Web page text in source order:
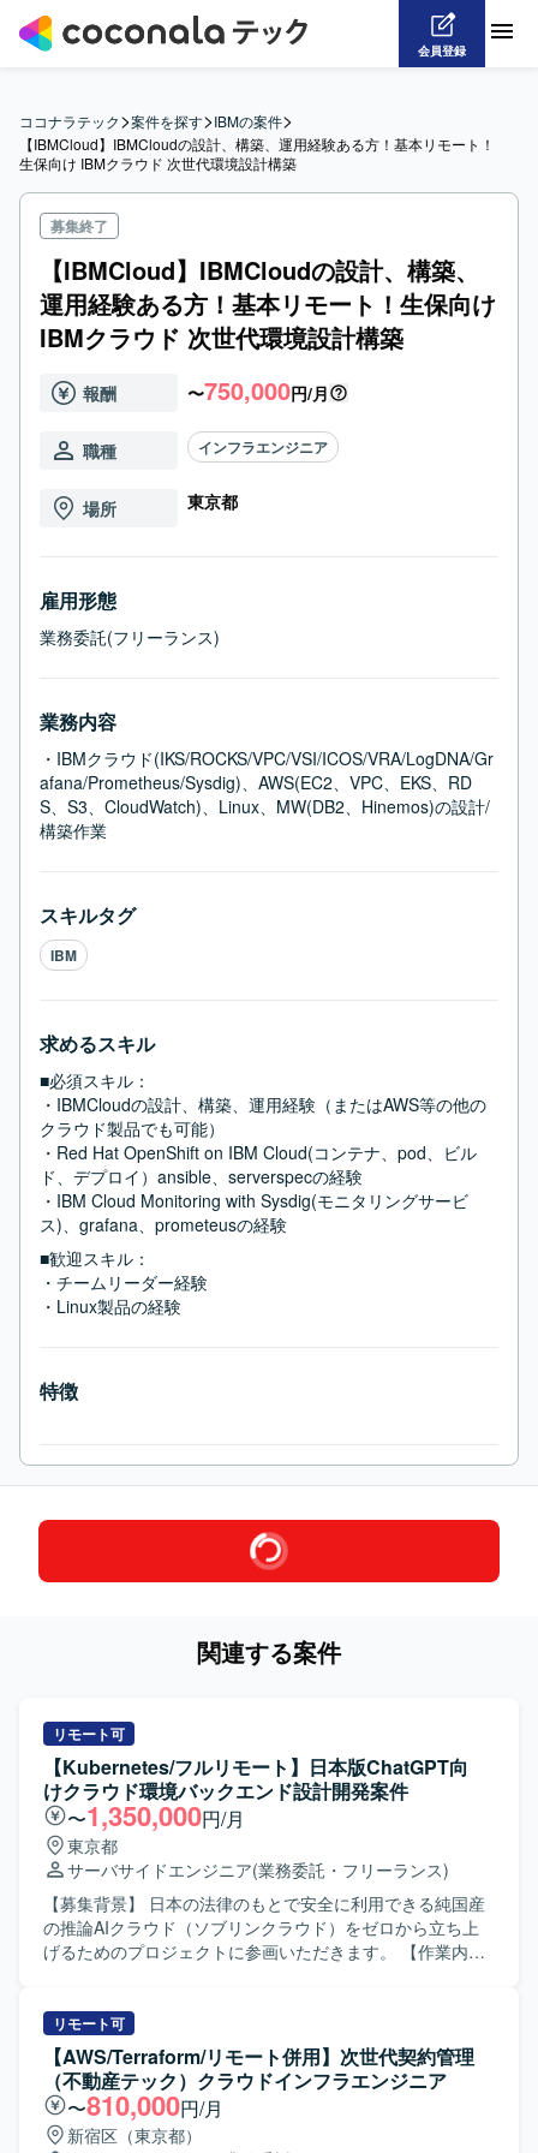
会員登録
ココナラテック>案件を探す>IBMの案件>
【IBMCloud】IBMCloudの設計、構築、運用経験ある方！基本リモート！
生保向け IBMクラウド 次世代環境設計構築
募集終了
【IBMCloud】IBMCloudの設計、構築、
運用経験ある方！基本リモート！生保向け
IBMクラウド 次世代環境設計構築
報酬 〜750,000円/月
職種 インフラエンジニア
場所 東京都
雇用形態
業務委託(フリーランス)
業務内容
・IBMクラウド(IKS/ROCKS/VPC/VSI/ICOS/VRA/LogDNA/Gr
afana/Prometheus/Sysdig)、AWS(EC2、VPC、EKS、RD
S、S3、CloudWatch)、Linux、MW(DB2、Hinemos)の設計/
構築作業
スキルタグ
IBM
求めるスキル
■必須スキル：
・IBMCloudの設計、構築、運用経験（またはAWS等の他の
クラウド製品でも可能）
・Red Hat OpenShift on IBM Cloud(コンテナ、pod、ビル
ド、デプロイ）ansible、serverspecの経験
・IBM Cloud Monitoring with Sysdig(モニタリングサービ
ス)、grafana、prometeusの経験
■歓迎スキル：
・チームリーダー経験
・Linux製品の経験
特徴
関連する案件
リモート可
【Kubernetes/フルリモート】日本版ChatGPT向
けクラウド環境バックエンド設計開発案件
〜1,350,000円/月
東京都
サーバサイドエンジニア(業務委託・フリーランス)
【募集背景】 日本の法律のもとで安全に利用できる純国産
の推論AIクラウド（ソブリンクラウド）をゼロから立ち上
げるためのプロジェクトに参画いただきます。 【作業内
計・開発を行っていただきます。APIを中心としたサービス
設計や、クラウドネイティブ環境を前提としたアーキテク
チャ検討、サービス運用を見据えた監視や権限設計、セキ
ュリティ要件の反映などを推進していただきます。 【求め
る人物像】 技術だけでなくビジネスやユーザー視点を持
ち、「何を作るか」という上流の検討から自律的に動ける
リモート可
【AWS/Terraform/リモート併用】次世代契約管理
（不動産テック）クラウドインフラエンジニア
〜810,000円/月
新宿区（東京都）